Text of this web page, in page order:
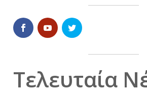
Τελευταία